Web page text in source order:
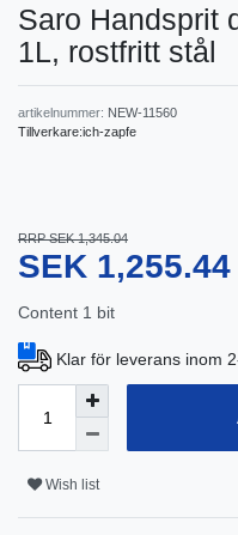
Saro Handsprit
1L, rostfritt stål
artikelnummer: NEW-11560
Tillverkare:ich-zapfe
RRP SEK 1,345.04
SEK 1,255.44
Content 1 bit
Klar för leverans inom
Wish list